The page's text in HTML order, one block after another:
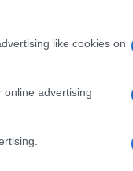
like cookies on
online advertising
το Nissan